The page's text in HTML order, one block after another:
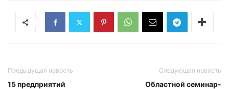
Предыдущая новость
15 предприятий
Следующая новость
Областной семинар-